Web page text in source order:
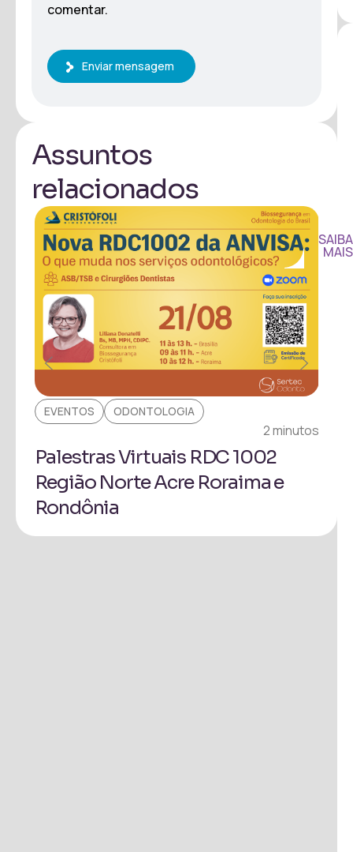
comentar.
Enviar mensagem
Assuntos
relacionados
EVENTOS ODONTOLOGIA
2 minutos
Palestras Virtuais RDC 1002
Região Norte Acre Roraima e
Rondônia
SAIBA
MAIS